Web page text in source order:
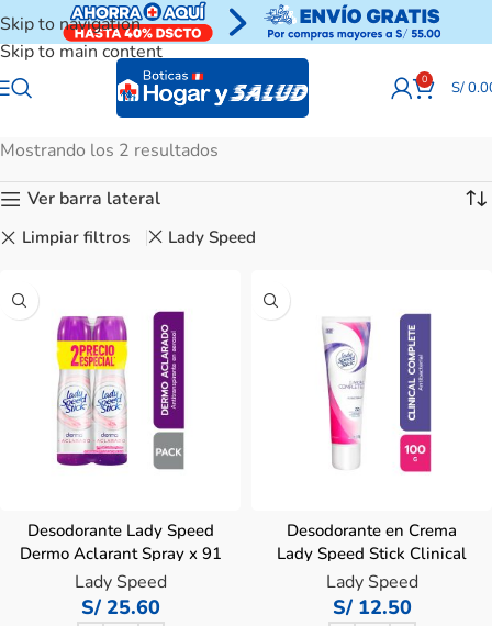
Skip to navigation
Skip to main content
0 S/
Mostrando los 2 resultados
Ver barra lateral
Limpiar filtros Lady Speed
Desodorante Lady Speed
Dermo Aclarant Spray x 91
G – Pack
Lady Speed
S/25.60
Desodorante en Crema
Lady Speed Stick Clinical
Antibacterial – Tubo 100 G
Lady Speed
S/12.50